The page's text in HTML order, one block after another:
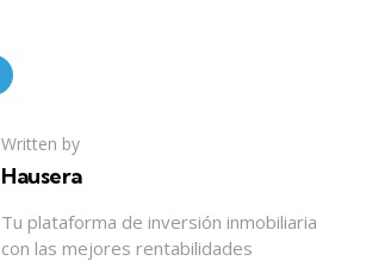
Written by
Hausera
Tu plataforma de inversión inmobiliaria
con las mejores rentabilidades